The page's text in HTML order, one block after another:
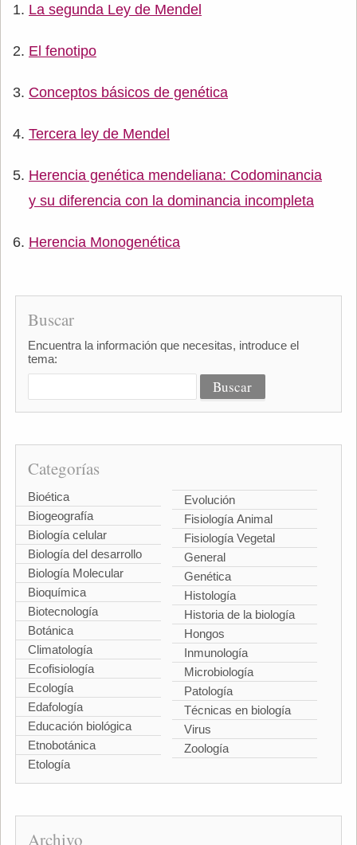
La segunda Ley de Mendel
El fenotipo
Conceptos básicos de genética
Tercera ley de Mendel
Herencia genética mendeliana: Codominancia
y su diferencia con la dominancia incompleta
Herencia Monogenética
Buscar
Encuentra la información que necesitas, introduce el
tema:
Categorías
Bioética
Biogeografía
Biología celular
Biología del desarrollo
Biología Molecular
Bioquímica
Biotecnología
Botánica
Climatología
Ecofisiología
Ecología
Edafología
Educación biológica
Etnobotánica
Etología
Evolución
Fisiología Animal
Fisiología Vegetal
General
Genética
Histología
Historia de la biología
Hongos
Inmunología
Microbiología
Patología
Técnicas en biología
Virus
Zoología
Archivo